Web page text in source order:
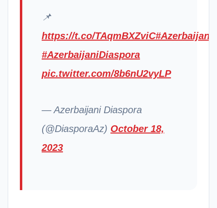
📌
https://t.co/TAqmBXZviC#Azerbaijan
#AzerbaijaniDiaspora
pic.twitter.com/8b6nU2vyLP
— Azerbaijani Diaspora
(@DiasporaAz) October 18,
2023